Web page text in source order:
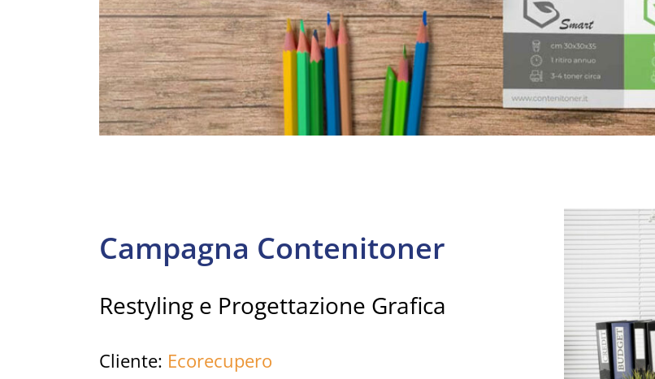
Campagna Contenitoner
Restyling e Progettazione Grafica
Cliente: Ecorecupero